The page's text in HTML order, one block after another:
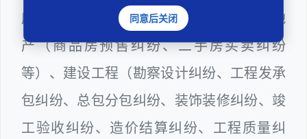
府采购等城建部门工作多年，颇为熟悉房地
产（商品房预售纠纷、二手房买卖纠纷
等）、建设工程（勘察设计纠纷、工程发承
包纠纷、总包分包纠纷、装饰装修纠纷、竣
工验收纠纷、造价结算纠纷、工程质量纠
同意后关闭